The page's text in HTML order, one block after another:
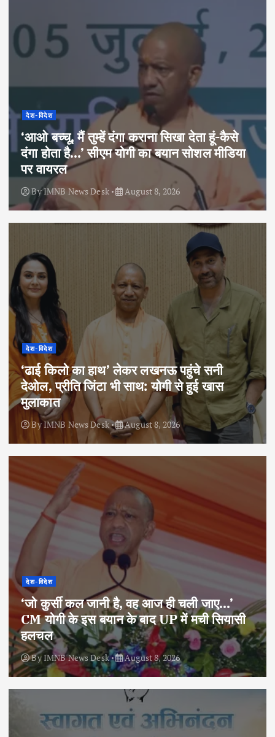
देश-विदेश
‘आओ बच्चू, मैं तुम्हें दंगा कराना सिखा देता हूं-कैसे
दंगा होता है…’ सीएम योगी का बयान सोशल मीडिया
पर वायरल
ByIMNB News Desk August 8, 2026
देश-विदेश
‘ढाई किलो का हाथ’ लेकर लखनऊ पहुंचे सनी
देओल, प्रीति जिंटा भी साथ: योगी से हुई खास
मुलाकात
ByIMNB News Desk August 8, 2026
देश-विदेश
‘जो कुर्सी कल जानी है, वह आज ही चली जाए…’
CM योगी के इस बयान के बाद UP में मची सियासी
हलचल
ByIMNB News Desk August 8, 2026